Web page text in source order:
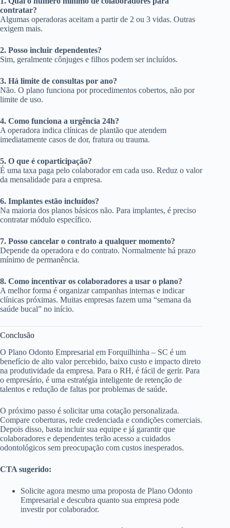
contratar?
Algumas operadoras aceitam a partir de 2 ou 3 vidas. Outras
exigem mais.
2. Posso incluir dependentes?
Sim, geralmente cônjuges e filhos podem ser incluídos.
3. Há limite de consultas por ano?
Não. O plano funciona por procedimentos cobertos, não por
limite de uso.
4. Como funciona a urgência 24h?
A operadora indica clínicas de plantão que atendem
imediatamente casos de dor, fratura ou trauma.
5. O que é coparticipação?
É uma taxa paga pelo colaborador em cada uso. Reduz o valor
da mensalidade para a empresa.
6. Implantes estão incluídos?
Na maioria dos planos básicos não. Para implantes, é preciso
contratar módulo específico.
7. Posso cancelar o contrato a qualquer momento?
Depende da operadora e do contrato. Normalmente há prazo
mínimo de permanência.
8. Como incentivar os colaboradores a usar o plano?
A melhor forma é organizar campanhas internas e indicar
clínicas próximas. Muitas empresas fazem uma “semana da
saúde bucal” no início.
Conclusão
O Plano Odonto Empresarial em Forquilhinha – SC é um
benefício de alto valor percebido, baixo custo e impacto direto
na produtividade da empresa. Para o RH, é fácil de gerir. Para
o empresário, é uma estratégia inteligente de retenção de
talentos e redução de faltas por problemas de saúde.
O próximo passo é solicitar uma cotação personalizada.
Compare coberturas, rede credenciada e condições comerciais.
Depois disso, basta incluir sua equipe e já garantir que
colaboradores e dependentes terão acesso a cuidados
odontológicos sem preocupação com custos inesperados.
CTA sugerido:
Solicite agora mesmo uma proposta de Plano Odonto
Empresarial e descubra quanto sua empresa pode
investir por colaborador.